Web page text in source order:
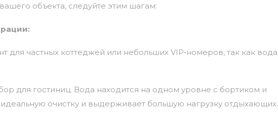
вашего объекта, следуйте этим шагам:
для частных коттеджей или небольших VIP‑номеров, так как вода
для гостиниц. Вода находится на одном уровне с бортиком и
идеальную очистку и выдерживает большую нагрузку отдыхающих.